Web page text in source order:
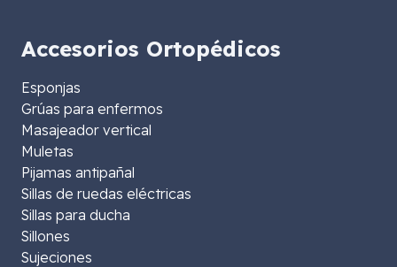
Accesorios Ortopédicos
Esponjas
Grúas para enfermos
Masajeador vertical
Muletas
Pijamas antipañal
Sillas de ruedas eléctricas
Sillas para ducha
Sillones
Sujeciones